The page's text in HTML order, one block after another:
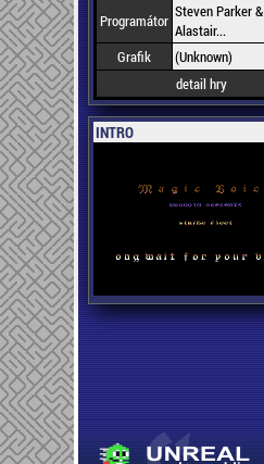
Programátor Steven Parker &
Alastair...
Grafik
(Unknown)
detail hry
INTRO